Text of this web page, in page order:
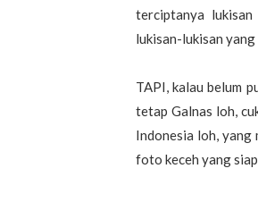
terciptanya
lukisan-lukisan
TAPI, kalau belum
tetap Galnas loh,
Indonesia loh,
foto keceh yang